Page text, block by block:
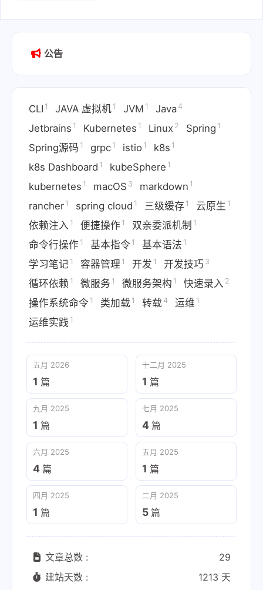
2024-05-15
公告
CLI 1 JAVA 虚拟机 1 JVM 1 Java 4
Jetbrains 1 Kubernetes 1 Linux 2 Spring 1
Spring源码 1 grpc 1 istio 1 k8s 1
k8s Dashboard 1 kubeSphere 1
kubernetes 1 macOS 3 markdown 1
rancher 1 spring cloud 1 三级缓存 1 云原生 1
依赖注入 1 便捷操作 1 双亲委派机制 1
命令行操作 1 基本指令 1 基本语法 1
学习笔记 1 容器管理 1 开发 1 开发技巧 3
循环依赖 1 微服务 1 微服务架构 1 快速录入 2
操作系统命令 1 类加载 1 转载 4 运维 1
运维实践 1
五月 2026
1 篇
十二月 2025
1 篇
九月 2025
1 篇
七月 2025
4 篇
六月 2025
4 篇
五月 2025
1 篇
四月 2025
1 篇
二月 2025
5 篇
文章总数 :
29
建站天数 :
1213 天